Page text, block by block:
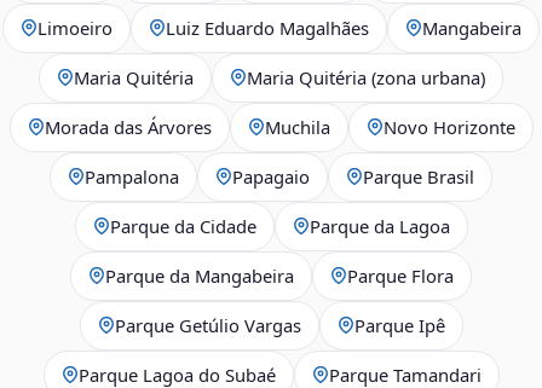
Limoeiro Luiz Eduardo Magalhães Mangabeira
Maria Quitéria Maria Quitéria (zona urbana)
Morada das Árvores Muchila Novo Horizonte
Pampalona Papagaio Parque Brasil
Parque da Cidade Parque da Lagoa
Parque da Mangabeira Parque Flora
Parque Getúlio Vargas Parque Ipê
Parque Lagoa do Subaé Parque Tamandari